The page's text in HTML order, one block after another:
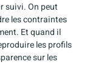
suivi. On peut
les contraintes
Et quand il
les profils
sur les